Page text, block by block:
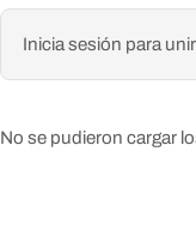
Inicia sesión para
No se pudieron cargar